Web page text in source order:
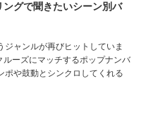
ングで聞きたいシーン別バ
ジャンルが再びヒットしていま
ーズにマッチするポップナンバ
ポや鼓動とシンクロしてくれる